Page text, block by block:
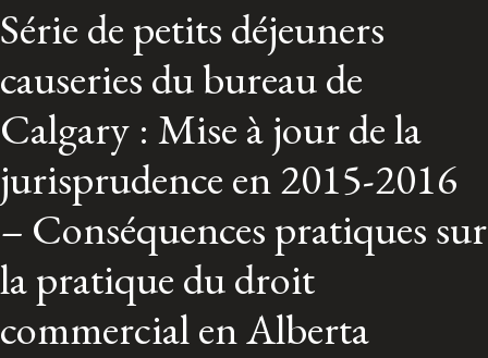
Réseau des anciens d’Osler
Contactez-nous
ENGLISH
Série de petits déjeuners
causeries du bureau de
Calgary : Mise à jour de la
jurisprudence en 2015-2016
– Conséquences pratiques sur
la pratique du droit
commercial en Alberta